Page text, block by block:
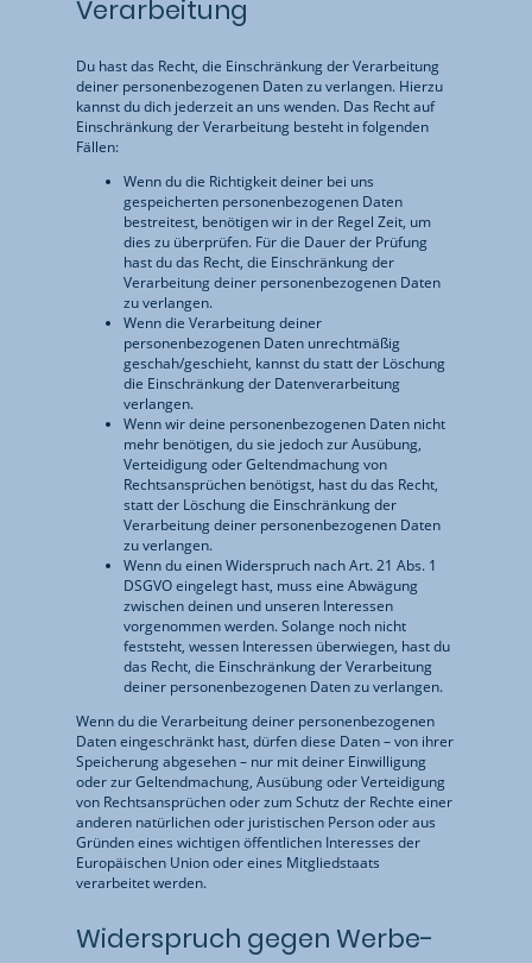
Verarbeitung
Du hast das Recht, die Einschränkung der Verarbeitung
deiner personenbezogenen Daten zu verlangen. Hierzu
kannst du dich jederzeit an uns wenden. Das Recht auf
Einschränkung der Verarbeitung besteht in folgenden
Fällen:
Wenn du die Richtigkeit deiner bei uns
gespeicherten personenbezogenen Daten
bestreitest, benötigen wir in der Regel Zeit, um
dies zu überprüfen. Für die Dauer der Prüfung
hast du das Recht, die Einschränkung der
Verarbeitung deiner personenbezogenen Daten
zu verlangen.
Wenn die Verarbeitung deiner
personenbezogenen Daten unrechtmäßig
geschah/geschieht, kannst du statt der Löschung
die Einschränkung der Datenverarbeitung
verlangen.
Wenn wir deine personenbezogenen Daten nicht
mehr benötigen, du sie jedoch zur Ausübung,
Verteidigung oder Geltendmachung von
Rechtsansprüchen benötigst, hast du das Recht,
statt der Löschung die Einschränkung der
Verarbeitung deiner personenbezogenen Daten
zu verlangen.
Wenn du einen Widerspruch nach Art. 21 Abs. 1
DSGVO eingelegt hast, muss eine Abwägung
zwischen deinen und unseren Interessen
vorgenommen werden. Solange noch nicht
feststeht, wessen Interessen überwiegen, hast du
das Recht, die Einschränkung der Verarbeitung
deiner personenbezogenen Daten zu verlangen.
Wenn du die Verarbeitung deiner personenbezogenen
Daten eingeschränkt hast, dürfen diese Daten – von ihrer
Speicherung abgesehen – nur mit deiner Einwilligung
oder zur Geltendmachung, Ausübung oder Verteidigung
von Rechtsansprüchen oder zum Schutz der Rechte einer
anderen natürlichen oder juristischen Person oder aus
Gründen eines wichtigen öffentlichen Interesses der
Europäischen Union oder eines Mitgliedstaats
verarbeitet werden.
Widerspruch gegen Werbe-